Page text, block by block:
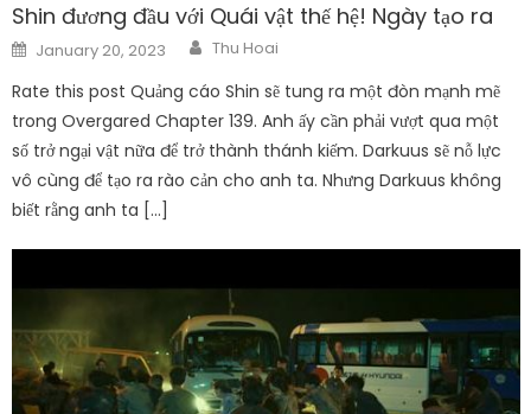
Shin đương đầu với Quái vật thế hệ! Ngày tạo ra
Posted
on
January 20, 2023 Author
Thu Hoai
Rate this post Quảng cáo Shin sẽ tung ra một đòn mạnh mẽ
trong Overgared Chapter 139. Anh ấy cần phải vượt qua một
số trở ngại vật nữa để trở thành thánh kiếm. Darkuus sẽ nỗ lực
vô cùng để tạo ra rào cản cho anh ta. Nhưng Darkuus không
biết rằng anh ta […]